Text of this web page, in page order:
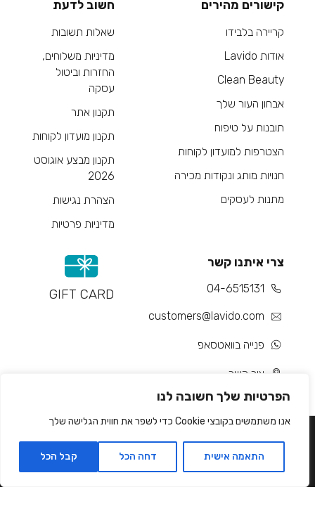
הפרטיות שלך חשובה לנו
אנו משתמשים בקובצי Cookie כדי לשפר את חווית הגלישה שלך
התאמה אישית דחה הכל קבל הכל
קישורים מהירים
קריירה בלבידו
אודות Lavido
Clean Beauty
אבחון העור שלך
תובנות על טיפוח
הצטרפות למועדון לקוחות
חנויות מותג ונקודות מכירה
מתנות לעסקים
חשוב לדעת
שאלות תשובות
מדיניות משלוחים,
החזרות וביטול
עסקה
תקנון אתר
תקנון מועדון לקוחות
תקנון מבצע אוגוסט
2026
הצהרת נגישות
מדיניות פרטיות
צרי איתנו קשר
04-6515131
customers@lavido.com
פנייה בוואטסאפ
צור קשר
GIFT CARD
Developed by Matat Technologies ltd